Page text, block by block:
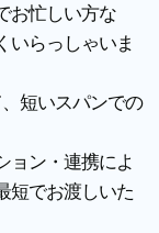
お忙しい方な
いらっしゃいま
短いスパンでの
ョン・連携によ
短でお渡しいた